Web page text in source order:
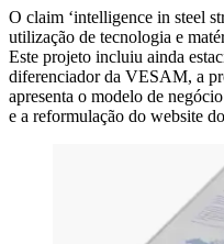
O claim ‘intelligence in steel
utilização de tecnologia e
Este projeto incluiu ainda
diferenciador da VESAM, a
apresenta o modelo de
e a reformulação do website